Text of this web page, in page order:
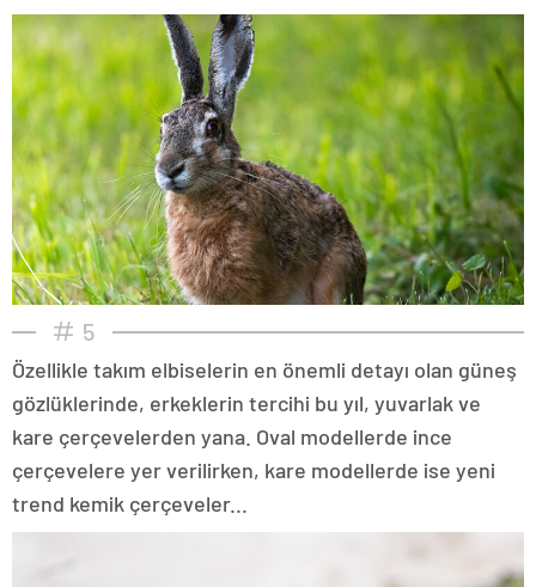
5
Özellikle takım elbiselerin en önemli detayı olan güneş
gözlüklerinde, erkeklerin tercihi bu yıl, yuvarlak ve
kare çerçevelerden yana. Oval modellerde ince
çerçevelere yer verilirken, kare modellerde ise yeni
trend kemik çerçeveler...